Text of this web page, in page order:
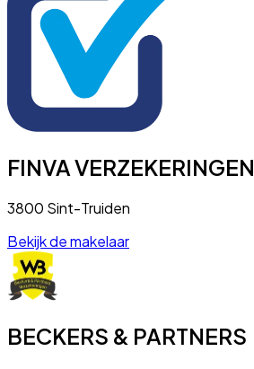
FINVA VERZEKERINGEN
3800 Sint-Truiden
Bekijk de makelaar
BECKERS & PARTNERS